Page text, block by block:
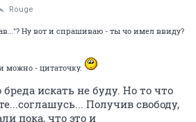
Rouge
Ну вот и спрашиваю - ты чо имел ввиду?
можно - цитаточку.
искать не буду. Но то что
Получив свободу,
пока, что это и